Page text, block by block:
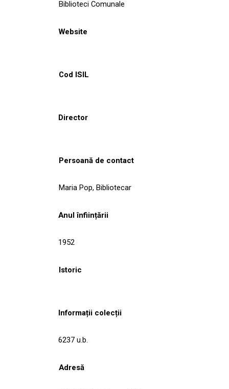
Biblioteci Comunale
Website
Cod ISIL
Director
Persoană de contact
Maria Pop, Bibliotecar
Anul înființării
1952
Istoric
Informații colecții
6237 u.b.
Adresă